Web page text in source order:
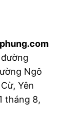
Ngô
Yên
tháng 8,